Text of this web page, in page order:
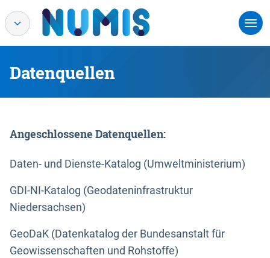
Datenquellen
Angeschlossene Datenquellen:
Daten- und Dienste-Katalog (Umweltministerium)
GDI-NI-Katalog (Geodateninfrastruktur
Niedersachsen)
GeoDaK (Datenkatalog der Bundesanstalt für
Geowissenschaften und Rohstoffe)